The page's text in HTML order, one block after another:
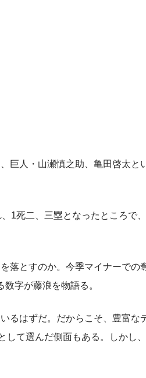
巨人・山瀬慎之助、亀田啓太と
1死二、三塁となったところで
とすのか。今季マイナーでの
字が藤浪を物語る。
はずだ。だからこそ、豊富な
して選んだ側面もある。しかし